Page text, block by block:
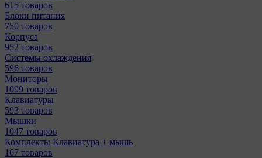
615 товаров
Блоки питания
750 товаров
Корпуса
952 товаров
Системы охлаждения
596 товаров
Мониторы
1099 товаров
Клавиатуры
593 товаров
Мышки
1047 товаров
Комплекты Клавиатура + мышь
167 товаров